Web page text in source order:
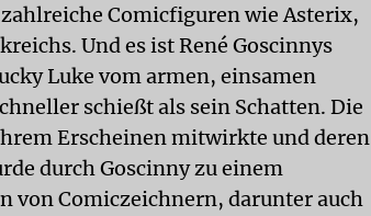
Comicfiguren wie Asterix,
Und es ist René Goscinnys
Luke vom armen, einsamen
schießt als sein Schatten. Die
Erscheinen mitwirkte und deren
durch Goscinny zu einem
von Comiczeichnern, darunter auch